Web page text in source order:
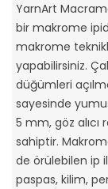
YarnArt
bir makrome
makrome
yapabilirsiniz.
düğümleri
sayesinde
5 mm, göz
sahiptir.
de örülebilen ip
paspas, kilim,